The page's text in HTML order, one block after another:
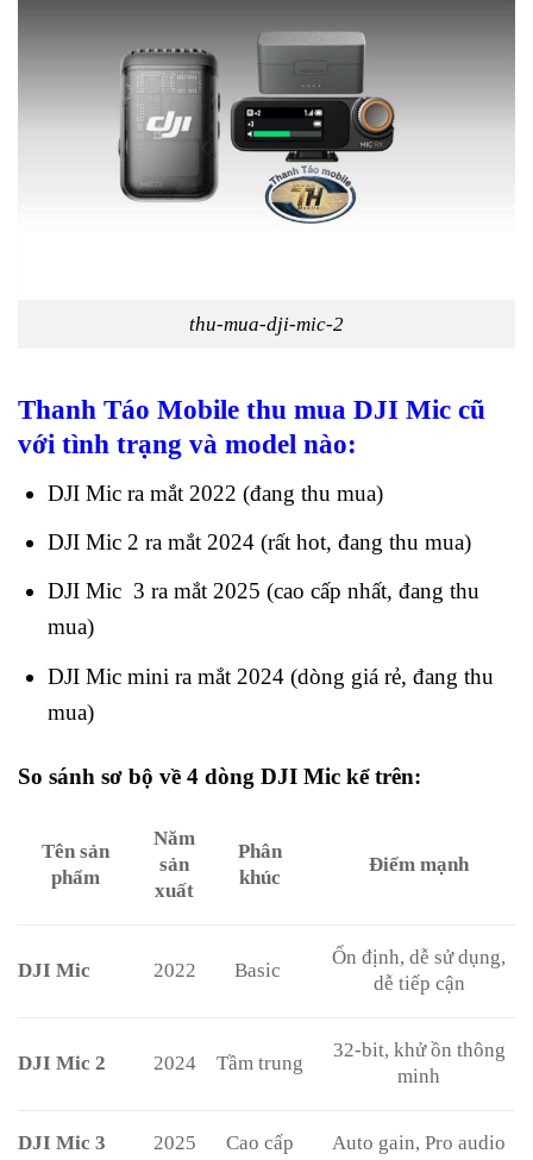
thu-mua-dji-mic-2
Thanh Táo Mobile thu mua DJI Mic cũ
với tình trạng và model nào:
DJI Mic ra mắt 2022 (đang thu mua)
DJI Mic 2 ra mắt 2024 (rất hot, đang thu mua)
DJI Mic 3 ra mắt 2025 (cao cấp nhất, đang thu
mua)
DJI Mic mini ra mắt 2024 (dòng giá rẻ, đang thu
mua)
So sánh sơ bộ về 4 dòng DJI Mic kể trên:
Tên sản
phẩm
Năm
sản
xuất
Phân
khúc
Điểm mạnh
DJI Mic 2022 Basic
Ổn định, dễ sử dụng,
dễ tiếp cận
DJI Mic 2 2024 Tầm trung
32-bit, khử ồn thông
minh
DJI Mic 3 2025 Cao cấp Auto gain, Pro audio